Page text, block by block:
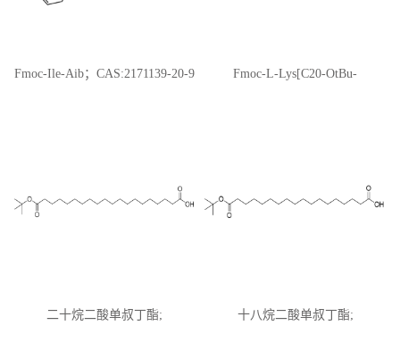
Fmoc-Ile-Aib；CAS:2171139-20-9
Fmoc-L-Lys[C20-OtBu-
二十烷二酸单叔丁酯;
十八烷二酸单叔丁酯;